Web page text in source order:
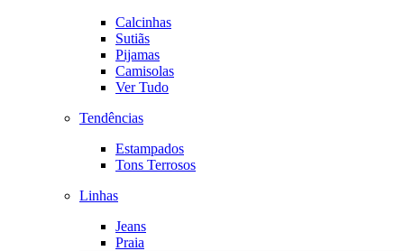
Calcinhas
Sutiãs
Pijamas
Camisolas
Ver Tudo
Tendências
Estampados
Tons Terrosos
Linhas
Jeans
Praia